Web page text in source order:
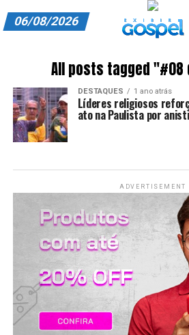
ASSINE
CARRINHO
EDITORIAL
EXPEDIENTE
FINALIZAR COMPRA
HOME
LANÇAMENTOS
06/08/2026
All posts tagged "#08
DESTAQUES 1 ano atrás
Líderes religiosos
ato na Paulista por
ADVERTISEMENT